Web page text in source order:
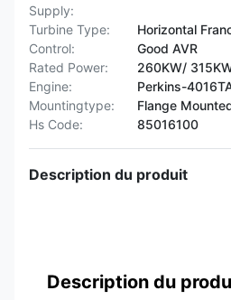
Supply:
Turbine Type:
Horizontal
Control:
Good AVR
Rated Power:
260KW/
Engine:
Perkins-
Mountingtype:
Flange
Hs Code:
85016100
Description du produit
Description du